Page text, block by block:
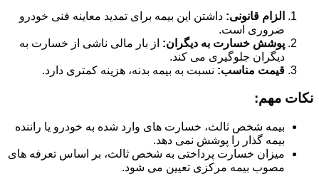
الزام قانونی: داشتن این بیمه برای تمدید معاینه فنی خودرو
ضروری است.
پوشش خسارت به دیگران: از بار مالی ناشی از خسارت به
دیگران جلوگیری می کند.
قیمت مناسب: نسبت به بیمه بدنه، هزینه کمتری دارد.
نکات مهم:
بیمه شخص ثالث، خسارت های وارد شده به خودرو یا راننده
بیمه گذار را پوشش نمی دهد.
میزان خسارت پرداختی به شخص ثالث، بر اساس تعرفه های
مصوب بیمه مرکزی تعیین می شود.